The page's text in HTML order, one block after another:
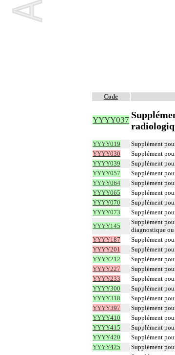
Code
YYYY037
YYYY019 Supplément
YYYY030 Supplément
YYYY039 Supplément
YYYY057 Supplément
YYYY064 Supplément
YYYY065 Supplément
YYYY070 Supplément
YYYY073 Supplément
YYYY145
Supplément
diagnostique
YYYY187 Supplément
YYYY201 Supplément
YYYY212 Supplément
YYYY227 Supplément
YYYY233 Supplément
YYYY300 Supplément
YYYY318 Supplément
YYYY397 Supplément
YYYY410 Supplément
YYYY415 Supplément
YYYY420 Supplément
YYYY425 Supplément